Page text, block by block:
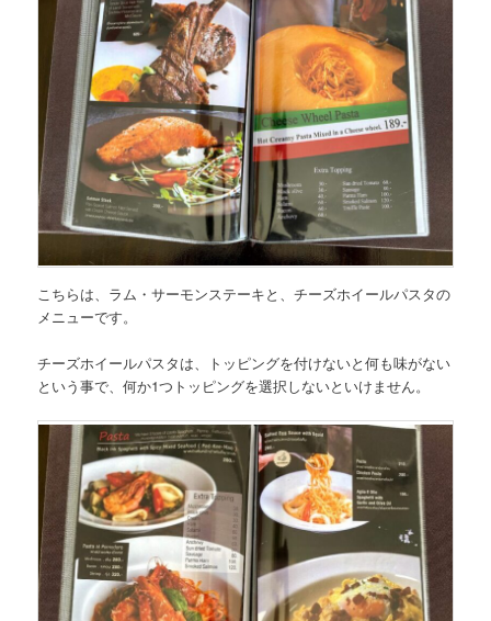
こちらは、 ラム・サーモンステーキと、チーズホイールパスタの
メニューです。
チーズホイールパスタは、トッピングを付けないと何も味がない
という事で、何か1つトッピングを選択しないといけません。